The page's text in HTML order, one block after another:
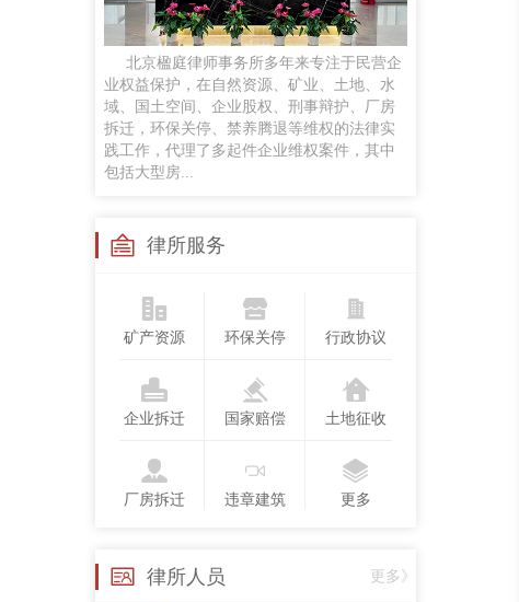
北京楹庭律师事务所多年来专注于民营企
业权益保护，在自然资源、矿业、土地、水
域、国土空间、企业股权、刑事辩护、厂房
拆迁，环保关停、禁养腾退等维权的法律实
践工作，代理了多起件企业维权案件，其中
包括大型房...
律所服务
矿产资源 环保关停 行政协议
企业拆迁 国家赔偿 土地征收
厂房拆迁 违章建筑 更多
律所人员 更多》
贡梦
执业律师
手机号：
合同纠纷、婚姻家事、侵权纠纷、劳动争议案件，并对公司股权争议、合伙企业解散与清算
手机号：
执业律师
手机号：13718123775
政企纠纷、行政诉讼、股东损害公司债权人利益纠纷、股权转让合同纠纷、项目转让合同纠纷、委托代理合同纠纷、建设工程施工合同纠纷、房屋租赁合同纠纷、民间借贷合同纠纷、财产损害赔